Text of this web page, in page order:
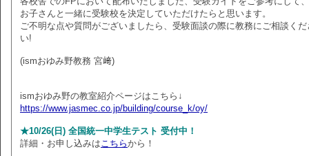
お子さんと一緒に受験校を決定していただけたらと思います。
ご不明な点や質問がございましたら、受験面談の際に教務にご相談くだ
い!
(ismおゆみ野教務 宮﨑)
ismおゆみ野の教室紹介ページはこちら↓
https://www.jasmec.co.jp/building/course_k/oy/
★10/26(日) 全国統一中学生テスト 受付中！
詳細・お申し込みはこちらから！